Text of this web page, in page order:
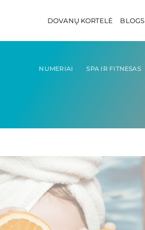
DOVANŲ KORTELĖ BLOGS
NUMERIAI SPA IR FITNESAS